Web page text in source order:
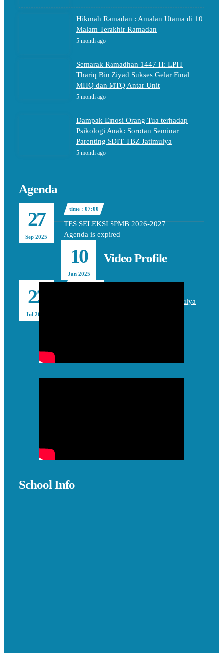
Hikmah Ramadan : Amalan Utama di 10
Malam Terakhir Ramadan
5 month ago
Semarak Ramadhan 1447 H: LPIT
Thariq Bin Ziyad Sukses Gelar Final
MHQ dan MTQ Antar Unit
5 month ago
Dampak Emosi Orang Tua terhadap
Psikologi Anak: Sorotan Seminar
Parenting SDIT TBZ Jatimulya
5 month ago
Agenda
27
Sep 2025
time : 07:00
TES SELEKSI SPMB 2026-2027
Agenda is expired
10
Jan 2025
Studium General BPI SDIT TBZ Jatimulya
22
Jul 2024
Video Profile
School Info